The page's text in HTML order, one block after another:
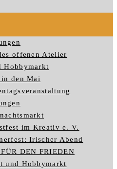
offenen Atelier
Hobbymarkt
in den Mai
im Kreativ e. V.
Irischer Abend
DEN FRIEDEN
und Hobbymarkt